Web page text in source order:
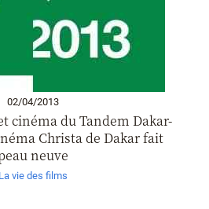
02/04/2013
cinéma du Tandem Dakar-
Christa de Dakar fait
neuve
La vie des films